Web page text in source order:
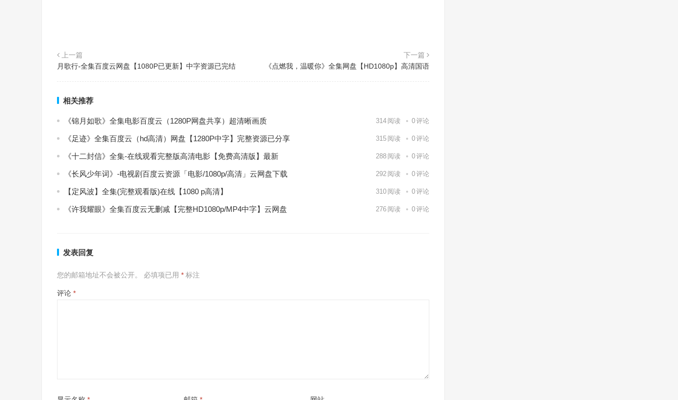
上一篇
月歌行-全集百度云网盘【1080P已更新】中字资源已完结
下一篇
《点燃我，温暖你》全集网盘【HD1080p】高清国语
相关推荐
《锦月如歌》全集电影百度云（1280P网盘共享）超清晰画质 314 阅读 0评论
《足迹》全集百度云（hd高清）网盘【1280P中字】完整资源已分享 315 阅读 0评论
《十二封信》全集-在线观看完整版高清电影【免费高清版】最新 288 阅读 0评论
《长风少年词》-电视剧百度云资源「电影/1080p/高清」云网盘下载 292 阅读 0评论
【定风波】全集(完整观看版)在线【1080 p高清】 310 阅读 0评论
《许我耀眼》全集百度云无删减【完整HD1080p/MP4中字】云网盘 276 阅读 0评论
发表回复
您的邮箱地址不会被公开。 必填项已用 * 标注
评论 *